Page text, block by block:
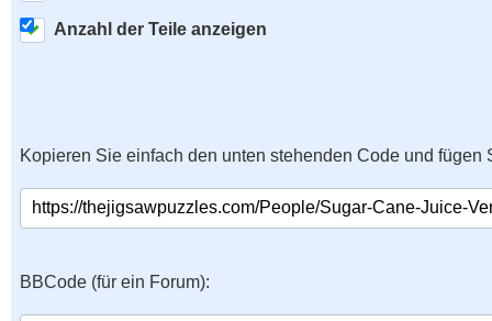
Anzahl der Teile anzeigen
Kopieren Sie einfach den unten stehenden Code und fügen
BBCode (für ein Forum):